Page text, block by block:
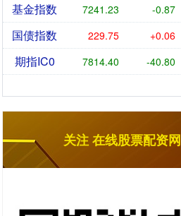
基金指数 7241.23 -0.87
国债指数 229.75 +0.06
期指IC0 7814.40 -40.80
关注 在线股票配资网